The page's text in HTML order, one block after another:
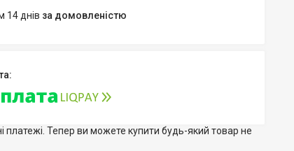
14 днів за домовленістю
платежі. Тепер ви можете купити будь-який товар не